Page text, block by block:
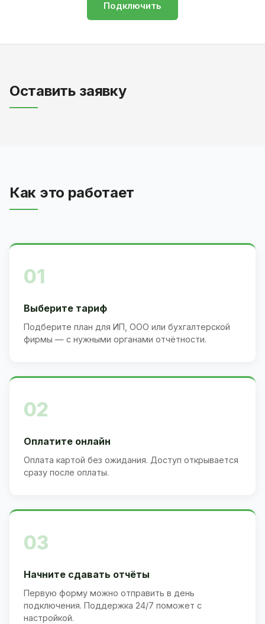
Подключить
Оставить заявку
Как это работает
01
Выберите тариф
Подберите план для ИП, ООО или бухгалтерской
фирмы — с нужными органами отчётности.
02
Оплатите онлайн
Оплата картой без ожидания. Доступ открывается
сразу после оплаты.
03
Начните сдавать отчёты
Первую форму можно отправить в день
подключения. Поддержка 24/7 поможет с
настройкой.